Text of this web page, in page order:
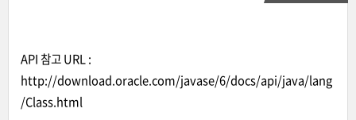
API 참고 URL :
http://download.oracle.com/javase/6/docs/api/java/lang
/Class.html